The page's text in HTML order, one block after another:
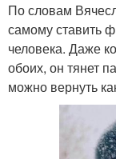
По словам
самому ставить
человека. Даже
обоих, он тянет
можно вернуть